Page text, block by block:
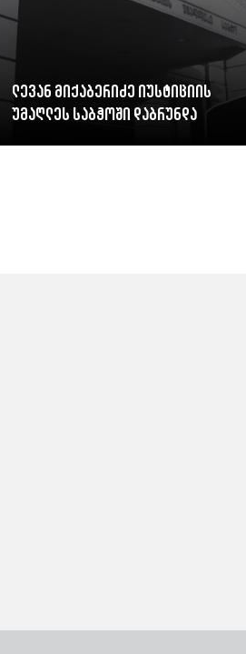
ლევან მიქაბერიძე იუსტიციის
უმაღლეს საბჭოში დაბრუნდა